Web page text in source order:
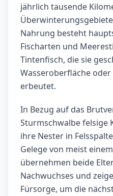
jährlich tausende
Nahrung besteht
Fischarten und
Tintenfisch, die sie
Wasseroberfläche
erbeutet.
In Bezug auf das
Sturmschwalbe felsige
ihre Nester in
Gelege von meist
übernehmen beide
Nachwuchses und
Fürsorge, um die